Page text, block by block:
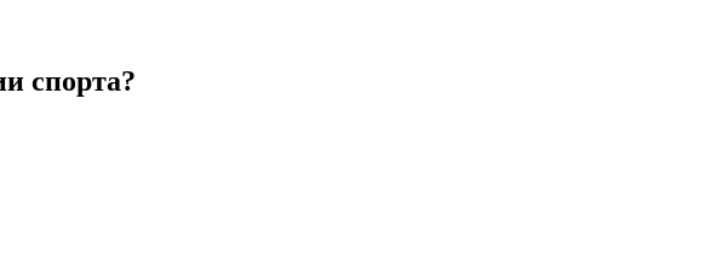
спорта?